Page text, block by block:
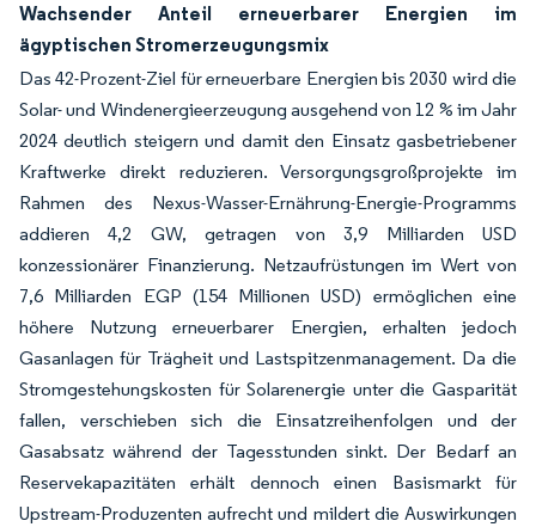
Wachsender Anteil erneuerbarer Energien im
ägyptischen Stromerzeugungsmix
Das 42-Prozent-Ziel für erneuerbare Energien bis 2030 wird die
Solar- und Windenergieerzeugung ausgehend von 12 % im Jahr
2024 deutlich steigern und damit den Einsatz gasbetriebener
Kraftwerke direkt reduzieren. Versorgungsgroßprojekte im
Rahmen des Nexus-Wasser-Ernährung-Energie-Programms
addieren 4,2 GW, getragen von 3,9 Milliarden USD
konzessionärer Finanzierung. Netzaufrüstungen im Wert von
7,6 Milliarden EGP (154 Millionen USD) ermöglichen eine
höhere Nutzung erneuerbarer Energien, erhalten jedoch
Gasanlagen für Trägheit und Lastspitzenmanagement. Da die
Stromgestehungskosten für Solarenergie unter die Gasparität
fallen, verschieben sich die Einsatzreihenfolgen und der
Gasabsatz während der Tagesstunden sinkt. Der Bedarf an
Reservekapazitäten erhält dennoch einen Basismarkt für
Upstream-Produzenten aufrecht und mildert die Auswirkungen